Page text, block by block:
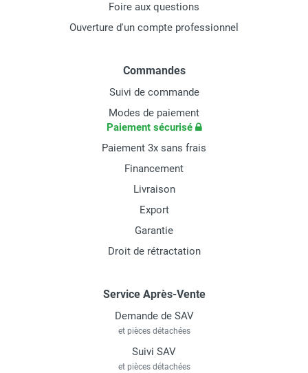
Foire aux questions
Ouverture d'un compte professionnel
Commandes
Suivi de commande
Modes de paiement
Paiement sécurisé
Paiement 3x sans frais
Financement
Livraison
Export
Garantie
Droit de rétractation
Service Après-Vente
Demande de SAV
et pièces détachées
Suivi SAV
et pièces détachées